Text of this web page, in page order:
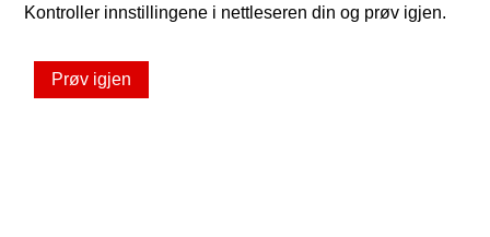
Kontroller innstillingene i nettleseren din og prøv igjen.
Prøv igjen